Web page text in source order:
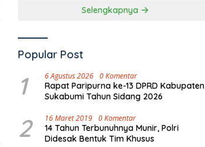
Selengkapnya
Popular Post
1 6 Agustus 2026 0 Komentar
Rapat Paripurna ke-13 DPRD Kabupaten
Sukabumi Tahun Sidang 2026
2 16 Maret 2019 0 Komentar
14 Tahun Terbunuhnya Munir, Polri
Didesak Bentuk Tim Khusus